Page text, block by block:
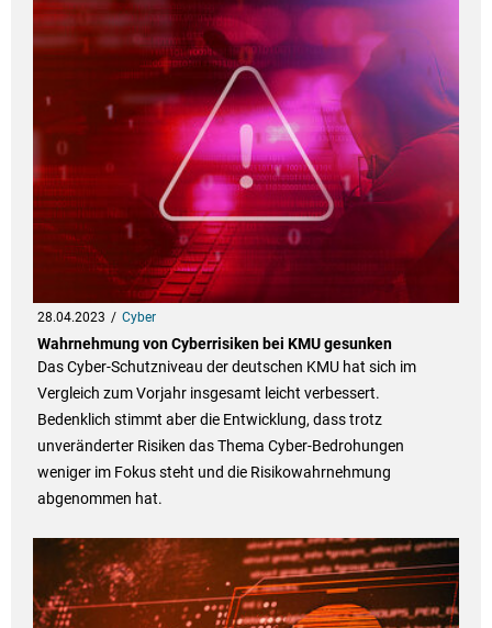
28.04.2023 Cyber
Wahrnehmung von Cyberrisiken bei KMU gesunken
Das Cyber-Schutzniveau der deutschen KMU hat sich im
Vergleich zum Vorjahr insgesamt leicht verbessert.
Bedenklich stimmt aber die Entwicklung, dass trotz
unveränderter Risiken das Thema Cyber-Bedrohungen
weniger im Fokus steht und die Risikowahrnehmung
abgenommen hat.